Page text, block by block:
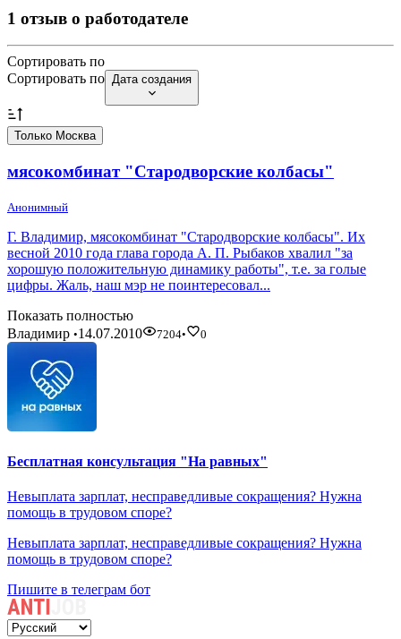
1 отзыв о работодателе
Сортировать по
Сортировать по Дата создания
Только Москва
мясокомбинат "Стародворские колбасы"
Анонимный
Г. Владимир, мясокомбинат "Стародворские колбасы". Их
весной 2010 года глава города А. П. Рыбаков хвалил "за
хорошую положительную динамику работы", т.е. за голые
цифры. Жаль, наш мэр не поинтересовал...
Показать полностью
Владимир •14.07.2010 7204• 0
Бесплатная консультация "На равных"
Невыплата зарплат, несправедливые сокращения? Нужна
помощь в трудовом споре?
Невыплата зарплат, несправедливые сокращения? Нужна
помощь в трудовом споре?
Пишите в телеграм бот